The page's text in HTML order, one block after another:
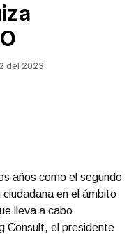
del 2023
años como el segundo
en el ámbito
lleva a cabo
Consult, el presidente